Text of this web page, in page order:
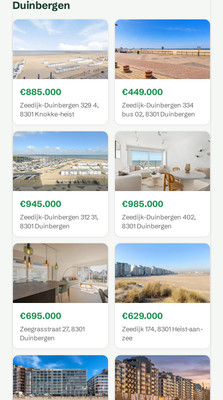
Duinbergen
€885.000
Zeedijk-Duinbergen 329 4,
8301 Knokke-heist
€449.000
Zeedijk-Duinbergen 334
bus 02, 8301 Duinbergen
€945.000
Zeedijk-Duinbergen 312 31,
8301 Duinbergen
€985.000
Zeedijk-Duinbergen 402,
8301 Duinbergen
€695.000
Zeegrasstraat 27, 8301
Duinbergen
€629.000
Zeedijk 174, 8301 Heist-aan-
zee